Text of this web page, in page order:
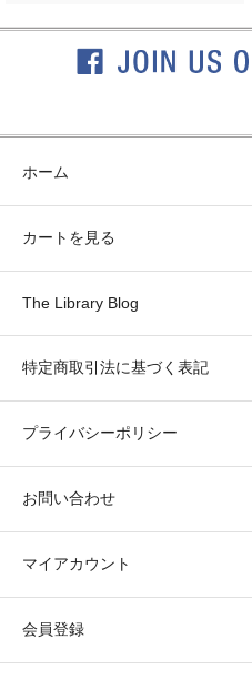
ホーム
カートを見る
The Library Blog
特定商取引法に基づく表記
プライバシーポリシー
お問い合わせ
マイアカウント
会員登録